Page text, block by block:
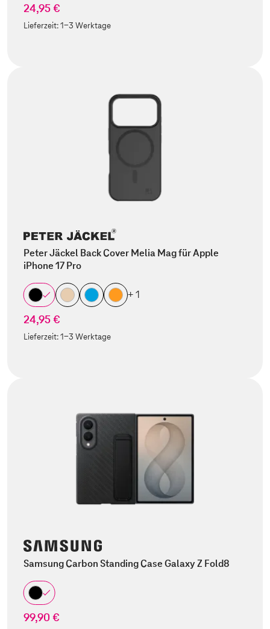
24,95 €
Lieferzeit:1-3 Werktage
Peter Jäckel Back Cover Melia Mag für Apple
iPhone 17 Pro
+ 1
24,95 €
Lieferzeit:1-3 Werktage
Samsung Carbon Standing Case Galaxy Z Fold8
99,90 €